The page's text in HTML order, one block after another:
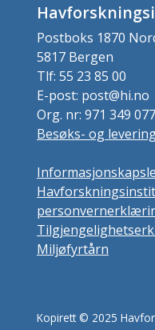
Postboks 1870
5817 Bergen
Tlf: 55 23 85 00
E-post: post@hi.no
Org. nr: 971 349 077
Besøks- og
Miljøfyrtårn
Kopirett © 2025